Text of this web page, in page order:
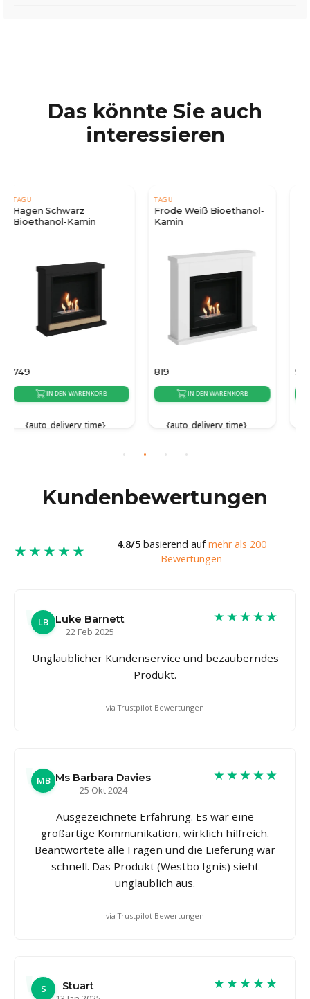
Das könnte Sie auch
interessieren
TAGU
Frode Weiß Bioethanol-
Kamin
819
IN DEN WARENKORB
{auto_delivery_time}
TAGU
Helmi Weiß Bioethanol-
Kamin
959
IN DEN WARENKORB
{auto_delivery_time}
Kundenbewertungen
★★★★★ 4.8/5basierend aufmehr als 200
Bewertungen
LB
Luke Barnett
22 Feb 2025
★★★★★
Unglaublicher Kundenservice und bezauberndes
Produkt.
via Trustpilot Bewertungen
MB Ms Barbara Davies
25 Okt 2024
★★★★★
Ausgezeichnete Erfahrung. Es war eine
großartige Kommunikation, wirklich hilfreich.
Beantwortete alle Fragen und die Lieferung war
schnell. Das Produkt (Westbo Ignis) sieht
unglaublich aus.
via Trustpilot Bewertungen
S
Stuart
★★★★★